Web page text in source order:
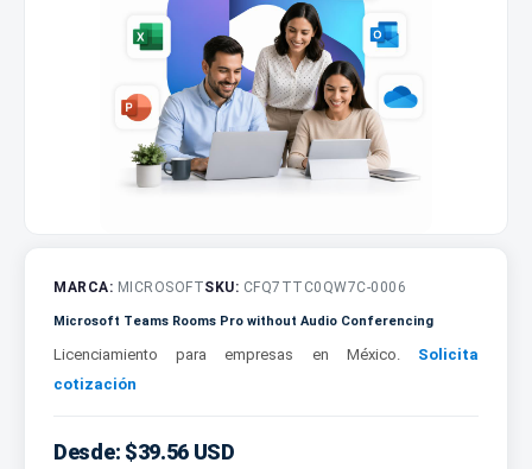
MARCA: MICROSOFTSKU: CFQ7TTC0QW7C-0006
Microsoft Teams Rooms Pro without Audio Conferencing
Licenciamiento para empresas en México. Solicita
cotización
Desde: $39.56 USD